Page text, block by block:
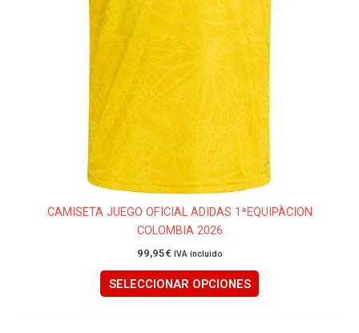
CAMISETA JUEGO OFICIAL ADIDAS 1ªEQUIPÀCION
COLOMBIA 2026
99,95€ IVA incluido
SELECCIONAR OPCIONES
de
producto